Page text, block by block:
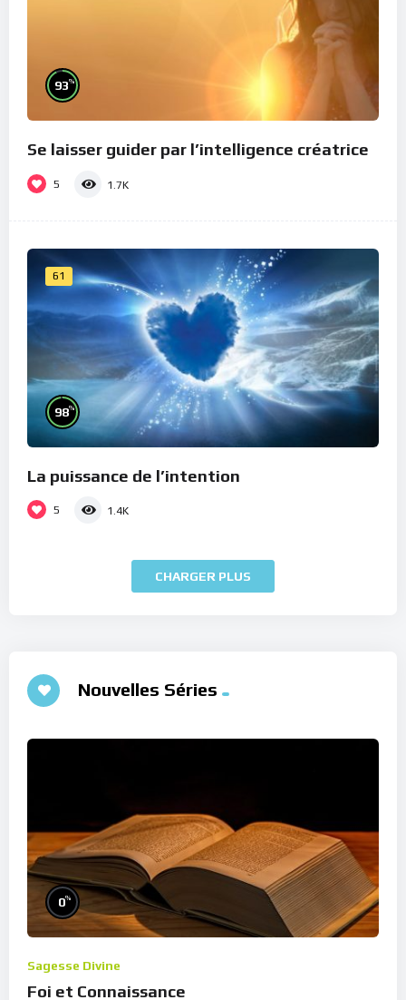
93%
Se laisser guider par l’intelligence créatrice
5 1.7K
61
98%
La puissance de l’intention
5 1.4K
CHARGER PLUS
Nouvelles Séries
0%
Sagesse Divine
Foi et Connaissance